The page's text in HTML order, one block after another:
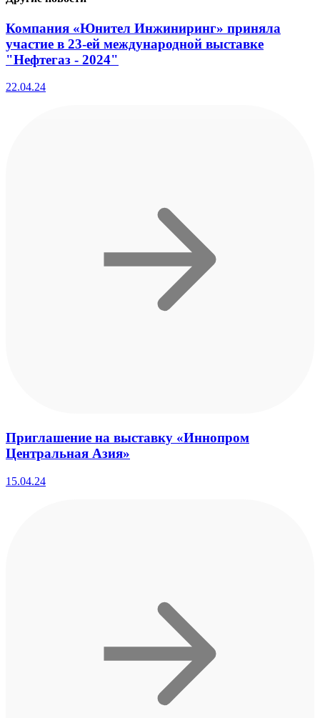
Компания «Юнител Инжиниринг» приняла
участие в 23-ей международной выставке
"Нефтегаз - 2024"
22.04.24
Приглашение на выставку «Иннопром
Центральная Азия»
15.04.24